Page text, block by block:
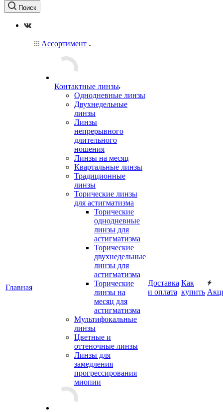
Поиск
Главная
Ассортимент
Контактные линзы
Однодневные линзы
Двухнедельные
линзы
Линзы
непрерывного
длительного
ношения
Линзы на месяц
Квартальные линзы
Традиционные
линзы
Торические линзы
для астигматизма
Торические
однодневные
линзы для
астигматизма
Торические
двухнедельные
линзы для
астигматизма
Торические
линзы на
месяц для
астигматизма
Мультифокальные
линзы
Цветные и
оттеночные линзы
Линзы для
замедления
прогрессирования
миопии
Доставка
и оплата
Как
купить